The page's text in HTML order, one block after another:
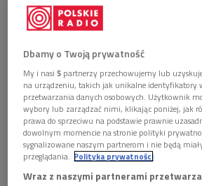
trwającej na całym północnym
do 1864 r. Po podbiciu Czeczenii
ostatnim akordem było wyparcie
czerkieskich z rodowych siedzib i
na równiny kubańskie lub do
u nas dogorywało powstanie
Opuszczone pogórza Kaukazu
kozacy.
Jak pisze Khalilov
Dbamy o Twoją prywatność
My i nasi5 partnerzy przechowujemy lub
na urządzeniu, takich jak unikalne identyfikatory
przetwarzania danych osobowych. Użytkownik
wybory lub zarządzać nimi, klikając poniżej, jak
prawa do sprzeciwu na podstawie prawnie
dowolnym momencie na stronie polityki
sygnalizowane naszym partnerom i nie będą
przeglądania. Polityka prywatności
Wraz z naszymi partnerami